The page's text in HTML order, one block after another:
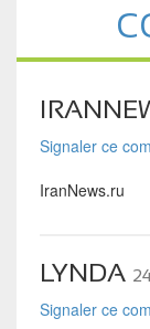
Signaler ce
IranNews.ru
LYNDA
Signaler ce